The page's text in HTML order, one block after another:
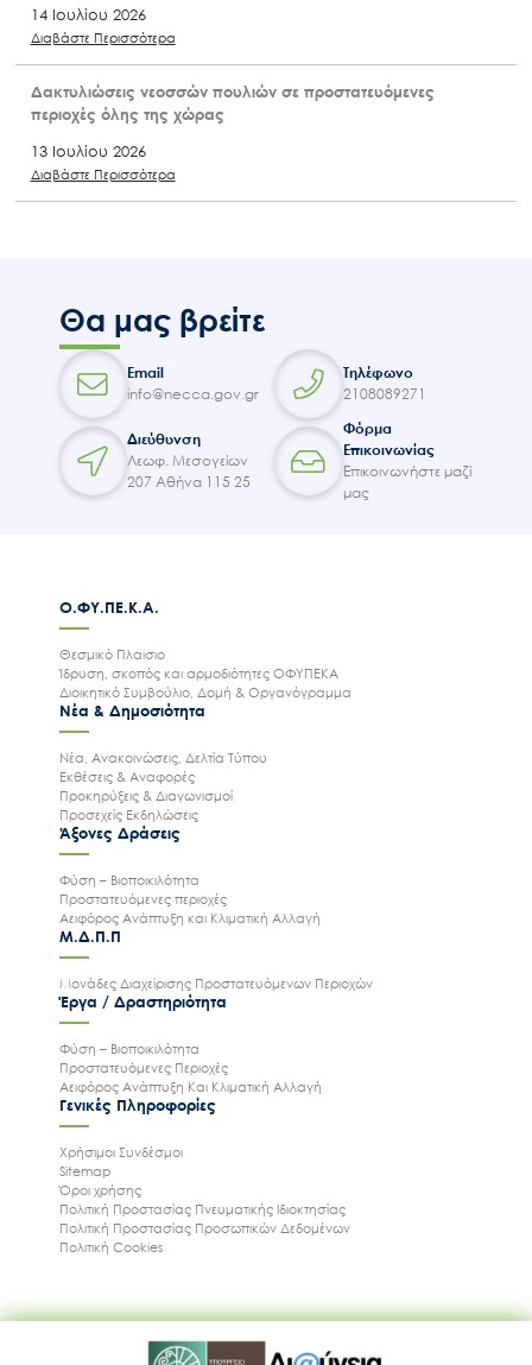
Ακολουθήστε μας
14 Ιουλίου 2026
Διαβάστε Περισσότερα
Δακτυλιώσεις νεοσσών πουλιών σε προστατευόμενες
περιοχές όλης της χώρας
13 Ιουλίου 2026
Διαβάστε Περισσότερα
Θα μας βρείτε
Email
info@necca.gov.gr
Τηλέφωνο
2108089271
Διεύθυνση
Λεωφ. Μεσογείων
207 Αθήνα 115 25
Φόρμα
Επικοινωνίας
Επικοινωνήστε μαζί
μας
Ο.ΦΥ.ΠΕ.Κ.Α.
Θεσμικό Πλαισιο
Ίδρυση, σκοπός και αρμοδιότητες ΟΦΥΠΕΚΑ
Διοικητικό Συμβούλιο, Δομή & Οργανόγραμμα
Νέα & Δημοσιότητα
Νέα, Ανακοινώσεις, Δελτία Τύπου
Εκθέσεις & Αναφορές
Προκηρύξεις & Διαγωνισμοί
Προσεχείς Εκδηλώσεις
Άξονες Δράσεις
Φύση – Βιοποικιλότητα
Προστατευόμενες περιοχές
Αειφόρος Ανάπτυξη και Κλιματική Αλλαγή
Μ.Δ.Π.Π
Μονάδες Διαχείρισης Προστατευόμενων Περιοχών
Έργα / Δραστηριότητα
Φύση – Βιοποικιλότητα
Προστατευόμενες Περιοχές
Αειφόρος Ανάπτυξη Και Κλιματική Αλλαγή
Γενικές Πληροφορίες
Χρήσιμοι Συνδέσμοι
Sitemap
Όροι χρήσης
Πολιτική Προστασίας Πνευματικής Ιδιοκτησίας
Πολιτική Προστασίας Προσωπικών Δεδομένων
Πολιτική Cookies